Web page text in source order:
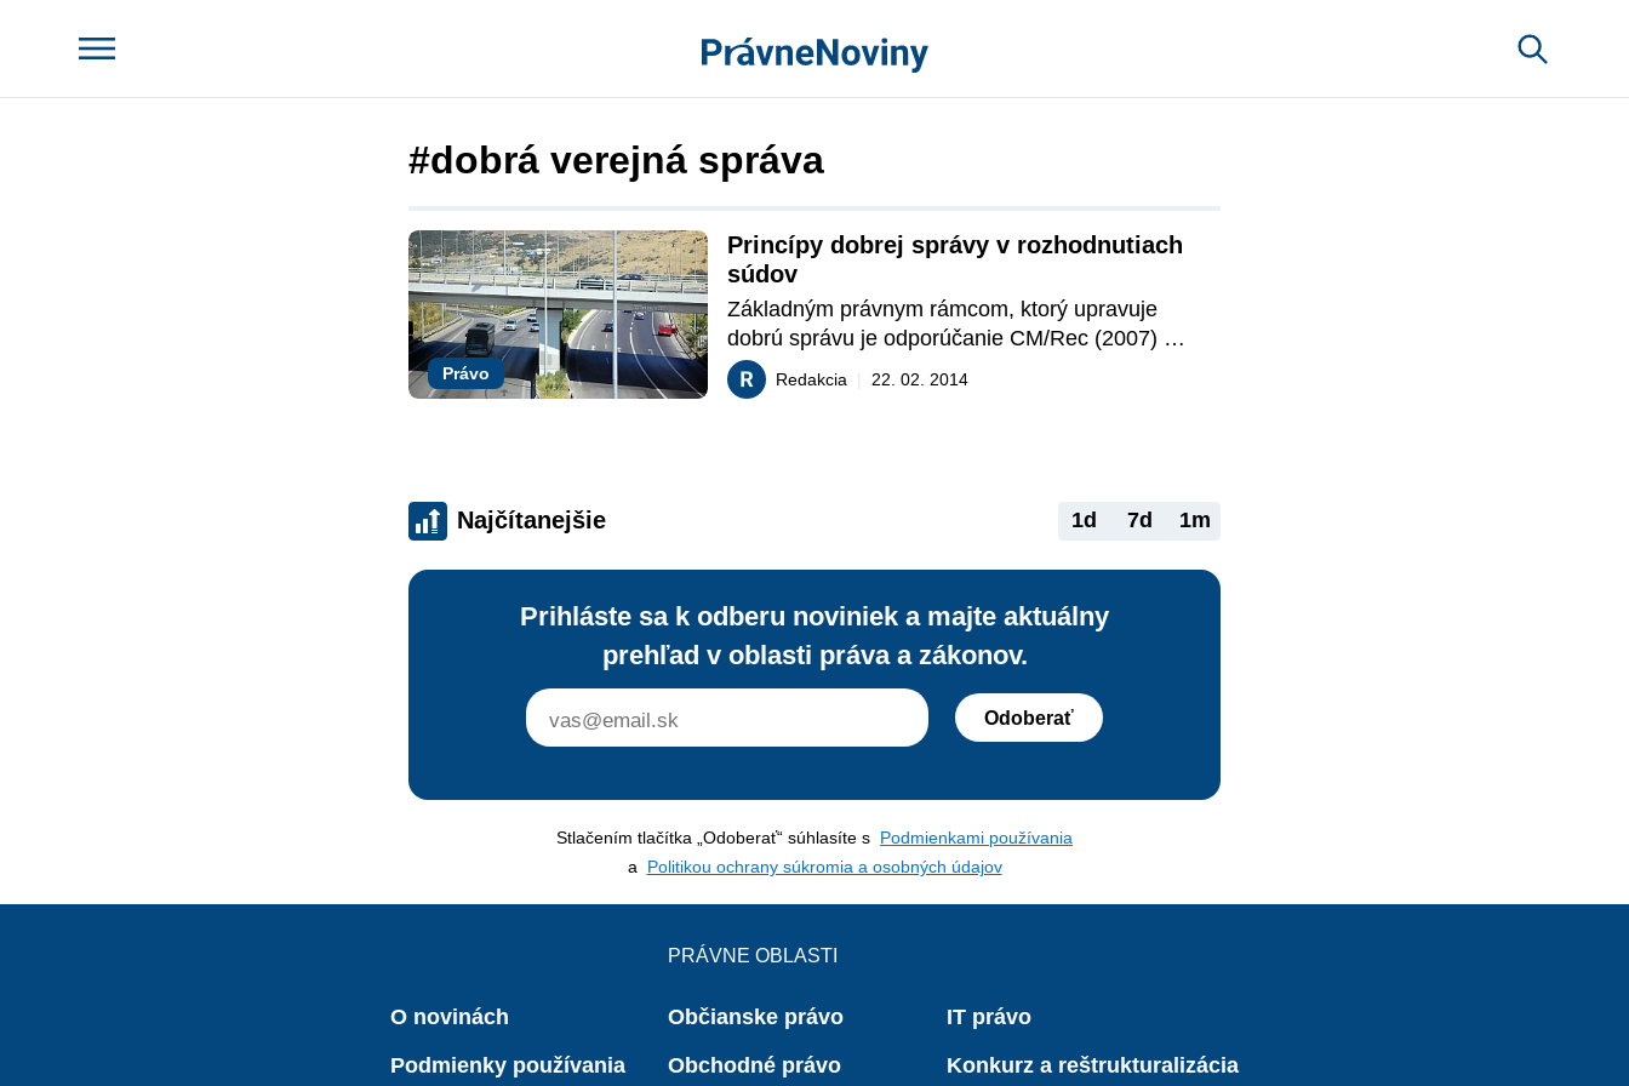
#dobrá verejná správa
Právo
Princípy dobrej správy v rozhodnutiach
súdov
Základným právnym rámcom, ktorý upravuje
dobrú správu je odporúčanie CM/Rec (2007)
Výboru ministrov členských štátov Rady Európy
z 20. júna 2007 o dobrej verejnej správe.
možno badať, že súdy čoraz viac odkazujú na
Redakcia 22. 02. 2014
Najčítanejšie 1d 7d 1m
Prihláste sa k odberu noviniek a majte aktuálny
prehľad v oblasti práva a zákonov.
Odoberať
Stlačením tlačítka „Odoberať“ súhlasíte s Podmienkami používania
a Politikou ochrany súkromia a osobných údajov
O novinách
Podmienky používania
PRÁVNE OBLASTI
Občianske právo
Obchodné právo
IT právo
Konkurz a reštrukturalizácia